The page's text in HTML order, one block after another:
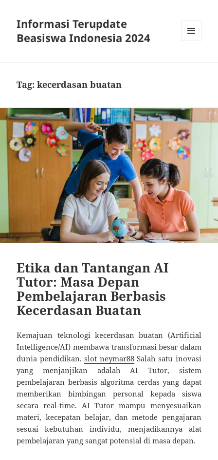
Informasi Terupdate
Beasiswa Indonesia 2024
Tag:kecerdasan buatan
Etika dan Tantangan AI
Tutor: Masa Depan
Pembelajaran Berbasis
Kecerdasan Buatan
Kemajuan teknologi kecerdasan buatan (Artificial
Intelligence/AI) membawa transformasi besar dalam
dunia pendidikan.slot neymar88Salah satu inovasi
yang menjanjikan adalah AI Tutor, sistem
pembelajaran berbasis algoritma cerdas yang dapat
memberikan bimbingan personal kepada siswa
secara real-time. AI Tutor mampu menyesuaikan
materi, kecepatan belajar, dan metode pengajaran
sesuai kebutuhan individu, menjadikannya alat
pembelajaran yang sangat potensial di masa depan.